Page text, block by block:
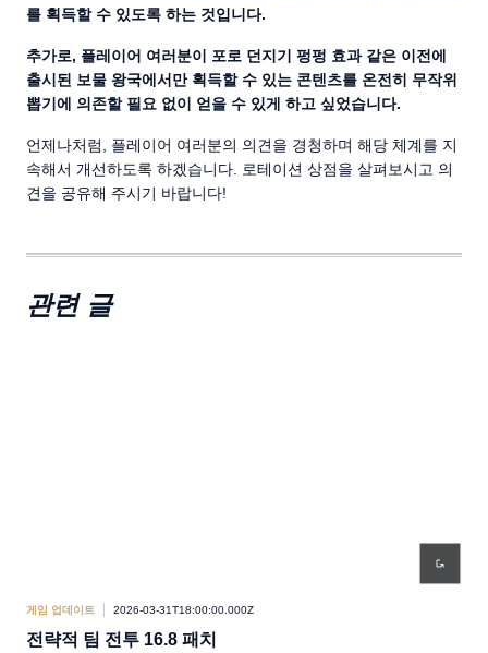
를 획득할 수 있도록 하는 것입니다.
추가로, 플레이어 여러분이 포로 던지기 펑펑 효과 같은 이전에
출시된 보물 왕국에서만 획득할 수 있는 콘텐츠를 온전히 무작위
뽑기에 의존할 필요 없이 얻을 수 있게 하고 싶었습니다.
언제나처럼, 플레이어 여러분의 의견을 경청하며 해당 체계를 지
속해서 개선하도록 하겠습니다. 로테이션 상점을 살펴보시고 의
견을 공유해 주시기 바랍니다!
관련 글
게임 업데이트 2026-03-31T18:00:00.000Z
전략적 팀 전투 16.8 패치